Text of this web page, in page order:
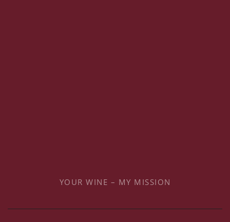
YOUR WINE – MY MISSION